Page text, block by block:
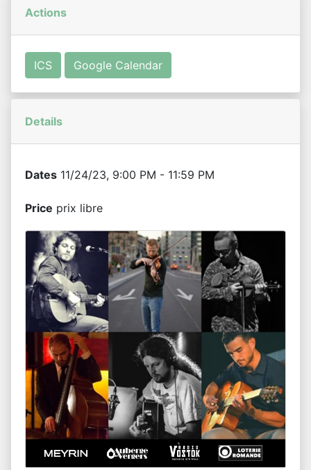
Actions
ICS Google Calendar
Details
Dates 11/24/23, 9:00 PM - 11:59 PM
Price prix libre